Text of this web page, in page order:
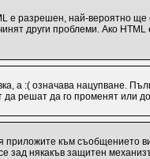
е разрешен, най-вероятно ще
други проблеми. Ако
а :( означава нацупване.
решат да го променят или
приложите към съобщението
зад някакъв защитен